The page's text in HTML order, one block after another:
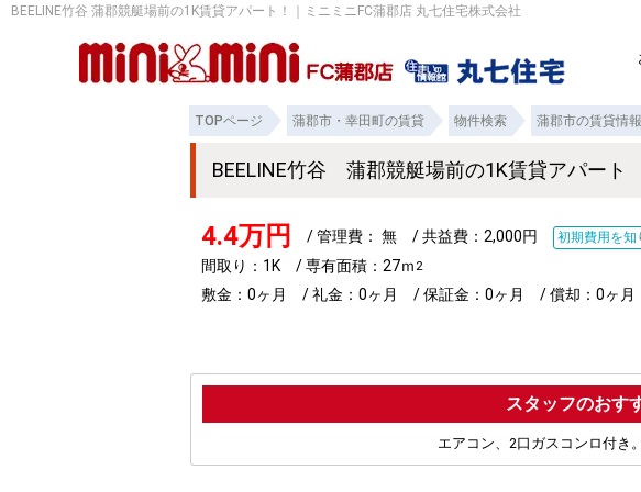
BEELINE竹谷 蒲郡競艇場前の1K賃貸アパート！｜ミニミニFC蒲郡店 丸七住宅株式会社
TOPページ 蒲郡市・幸田町の賃貸 物件検索 蒲郡市の賃貸情
BEELINE竹谷 蒲郡競艇場前の1K賃貸アパート
4.4万円 / 管理費： 無 / 共益費：2,000円 初期費用を知
間取り：1K / 専有面積：27ｍ 2
敷金：0ヶ月 / 礼金：0ヶ月 / 保証金：0ヶ月 / 償却：0ヶ月
エアコン、2口ガスコンロ付き